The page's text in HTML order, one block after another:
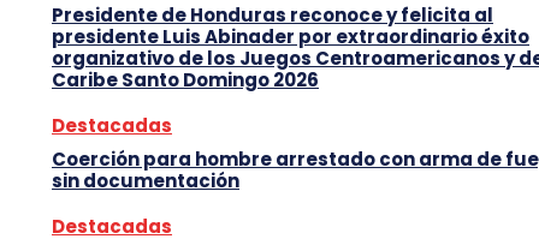
Presidente de Honduras reconoce y felicita al
presidente Luis Abinader por extraordinario éxito
organizativo de los Juegos Centroamericanos y
Caribe Santo Domingo 2026
Destacadas
Coerción para hombre arrestado con arma de
sin documentación
Destacadas